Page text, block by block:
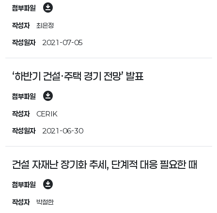
첨부파일 download_for_offline
작성자 최은정
작성일자 2021-07-05
‘하반기 건설∙주택 경기 전망’ 발표
첨부파일 download_for_offline
작성자 CERIK
작성일자 2021-06-30
건설 자재난 장기화 추세, 단계적 대응 필요한 때
첨부파일 download_for_offline
작성자 박철한